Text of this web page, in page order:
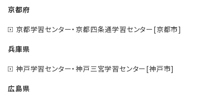
京都府
京都学習センター・京都四条通学習センター[京都市]
兵庫県
神戸学習センター・神戸三宮学習センター[神戸市]
広島県